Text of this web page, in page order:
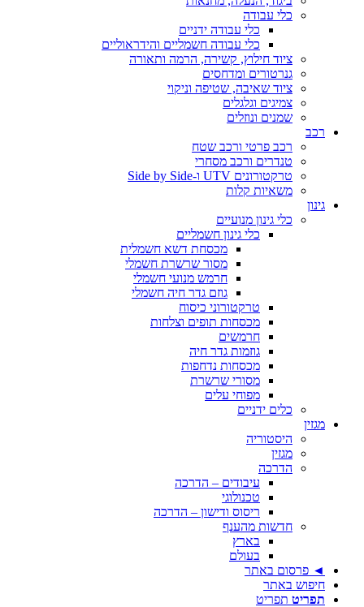
כלי עבודה
כלי עבודה ידניים
כלי עבודה חשמליים והידראוליים
ציוד חילוץ, קשירה, הרמה ותאורה
גנרטורים ומדחסים
ציוד שאיבה, שטיפה וניקוי
צמיגים וגלגלים
שמנים ונוזלים
רכב
רכב פרטי ורכב שטח
טנדרים ורכב מסחרי
טרקטורונים UTV ו-Side by Side
משאיות קלות
גינון
כלי גינון מנועיים
כלי גינון חשמליים
מכסחת דשא חשמלית
מסור שרשרת חשמלי
חרמש מנועי חשמלי
גוזם גדר חיה חשמלי
טרקטורוני כיסוח
מכסחות תופים וצלחות
חרמשים
גוזמות גדר חיה
מכסחות נדחפות
מסורי שרשרת
מפוחי עלים
כלים ידניים
מגזין
היסטוריה
מגזין
הדרכה
עיבודים – הדרכה
טכנולוגי
ריסוס ודישון – הדרכה
חדשות מהענף
בארץ
בעולם
◄ פרסום באתר
חיפוש באתר
תפריט תפריט